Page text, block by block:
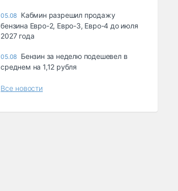
05.08 Кабмин разрешил продажу
бензина Евро-2, Евро-3, Евро-4 до июля
2027 года
05.08 Бензин за неделю подешевел в
среднем на 1,12 рубля
Все новости